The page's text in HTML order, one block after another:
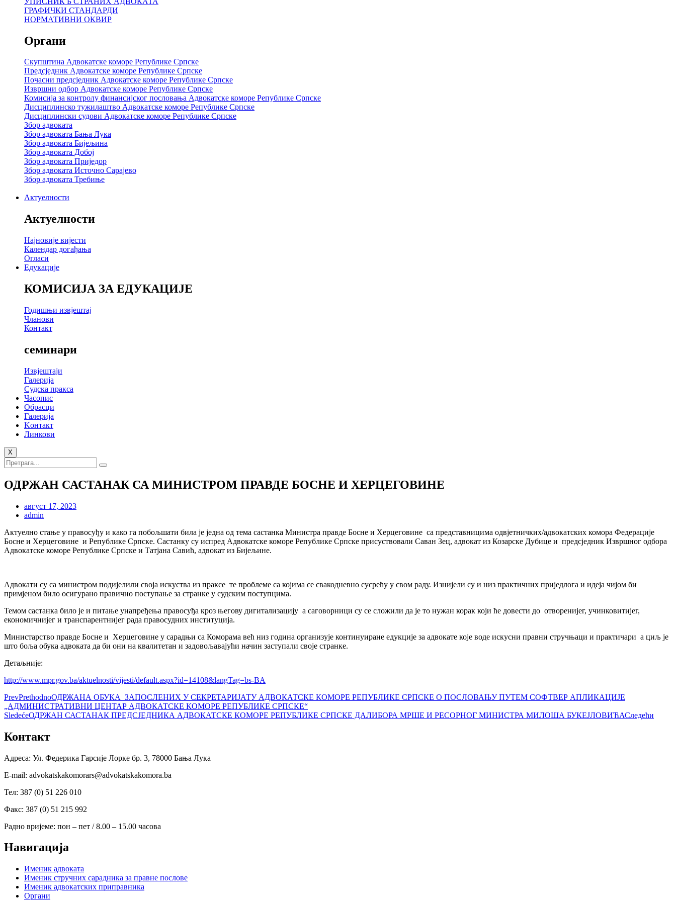
ГРАФИЧКИ СТАНДАРДИ
НОРМАТИВНИ ОКВИР
Органи
Скупштина Адвокатске коморе Републике Српске
Предсједник Адвокатске коморе Републике Српске
Почасни предсједник Адвокатске коморе Републике Српске
Извршни одбор Адвокатске коморе Републике Српске
Комисија за контролу финансијског пословања Адвокатске коморе Републике Српске
Дисциплинско тужилаштво Адвокатске коморе Републике Српске
Дисциплински судови Адвокатске коморе Републике Српске
Збор адвоката
Збор адвоката Бања Лука
Збор адвоката Бијељина
Збор адвоката Добој
Збор адвоката Приједор
Збор адвоката Источно Сарајево
Збор адвоката Требиње
Актуелности
Актуелности
Најновије вијести
Календар догађања
Огласи
Едукације
КОМИСИЈА ЗА ЕДУКАЦИЈЕ
Годишњи извјештај
Чланови
Контакт
семинари
Извјештаји
Галерија
Судска пракса
Часопис
Обрасци
Галерија
Kонтакт
Линкови
X
ОДРЖАН САСТАНАК СА МИНИСТРОМ ПРАВДЕ БОСНЕ И ХЕРЦЕГОВИНЕ
август 17, 2023
admin
Актуелно стање у правосуђу и како га побољшати била је једна од тема састанка Министра правде Босне и Херцеговине са представницима одвјетничких/адвокатских комора Федерације
Босне и Херцеговине и Републике Српске. Састанку су испред Адвокатске коморе Републике Српске присуствовали Саван Зец, адвокат из Козарске Дубице и предсједник Извршног одбора
Адвокатске коморе Републике Српске и Татјана Савић, адвокат из Бијељине.
Адвокати су са министром подијелили своја искуства из праксе те проблеме са којима се свакодневно сусрећу у свом раду. Изнијели су и низ практичних приједлога и идеја чијом би
примјеном било осигурано правично поступање за странке у судским поступцима.
Темом састанка било је и питање унапређења правосуђа кроз његову дигитализацију а саговорници су се сложили да је то нужан корак који ће довести до отворенијег, учинковитијег,
економичнијег и транспарентнијег рада правосудних институција.
Министарство правде Босне и Херцеговине у сарадњи са Коморама већ низ година организује континуиране едукције за адвокате које воде искусни правни стручњаци и практичари а циљ је
што боља обука адвоката да би они на квалитетан и задовољавајући начин заступали своје странке.
Детаљније:
http://www.mpr.gov.ba/aktuelnosti/vijesti/default.aspx?id=14108&langTag=bs-BA
PrevPrethodnoОДРЖАНА ОБУКА ЗАПОСЛЕНИХ У СЕКРЕТАРИЈАТУ АДВОКАТСКЕ КОМОРЕ РЕПУБЛИКЕ СРПСКЕ О ПОСЛОВАЊУ ПУТЕМ СОФТВЕР АПЛИКАЦИЈЕ
„АДМИНИСТРАТИВНИ ЦЕНТАР АДВОКАТСКЕ КОМОРЕ РЕПУБЛИКЕ СРПСКЕ“
SledećeОДРЖАН САСТАНАК ПРЕДСЈЕДНИКА АДВОКАТСКЕ КОМОРЕ РЕПУБЛИКЕ СРПСКЕ ДАЛИБОРА МРШЕ И РЕСОРНОГ МИНИСТРА МИЛОША БУКЕЈЛОВИЋАСледећи
Контакт
Адреса: Ул. Федерика Гарсије Лорке бр. 3, 78000 Бања Лука
Е-mail: advokatskakomorars@advokatskakomora.ba
Тел: 387 (0) 51 226 010
Факс: 387 (0) 51 215 992
Радно вријеме: пон – пет / 8.00 – 15.00 часова
Навигација
Именик адвоката
Именик стручних сарадника за правне послове
Именик адвокатских приправника
Органи